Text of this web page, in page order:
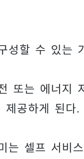
성할 수 있는
또는 에너지
공하게 된다.
미는 셀프